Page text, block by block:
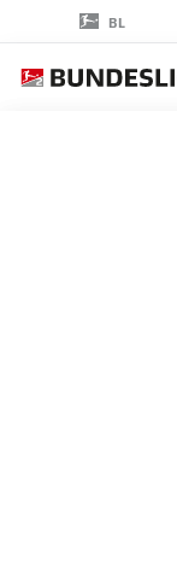
BL
ス